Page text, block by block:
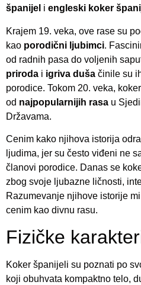
španijel i engleski koker
Krajem 19. veka, ove rase su
kao porodični ljubimci.
od radnih pasa do voljenih
priroda i igriva duša činile su
porodice. Tokom 20. veka,
od najpopularnijih rasa u
Državama.
Cenim kako njihova istorija
ljudima, jer su često viđeni ne
članovi porodice. Danas se
zbog svoje ljubazne ličnosti,
Razumevanje njihove istorije
cenim kao divnu rasu.
Fizičke
Koker španijeli su poznati po
koji obuhvata kompaktno telo,